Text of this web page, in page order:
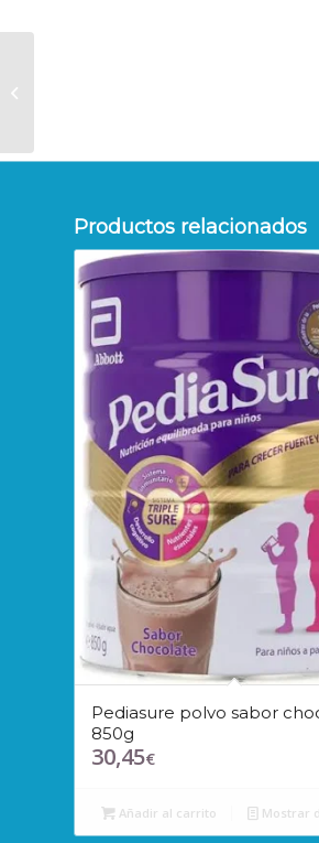
Productos relacionados
Pediasure polvo sabor
850g
30,45€
Añadir al carrito Mostrar